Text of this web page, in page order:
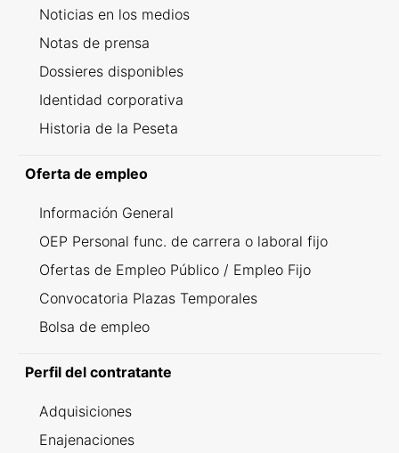
Noticias en los medios
Notas de prensa
Dossieres disponibles
Identidad corporativa
Historia de la Peseta
Oferta de empleo
Información General
OEP Personal func. de carrera o laboral fijo
Ofertas de Empleo Público / Empleo Fijo
Convocatoria Plazas Temporales
Bolsa de empleo
Perfil del contratante
Adquisiciones
Enajenaciones